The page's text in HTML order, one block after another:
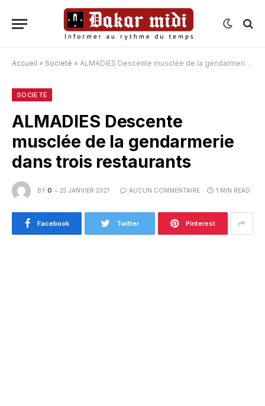
Accueil » Societé » ALMADIES Descente musclée de la gendarmerie dans trois restaurants
SOCIETÉ
ALMADIES Descente
musclée de la gendarmerie
dans trois restaurants
BY O 25 JANVIER 2021 AUCUN COMMENTAIRE 1 MIN READ
Facebook Twitter Pinterest